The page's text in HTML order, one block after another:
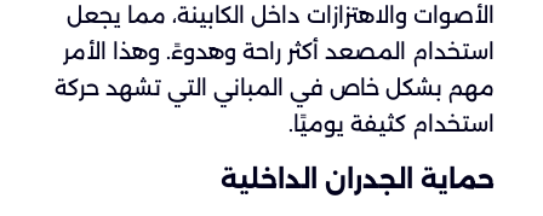
الأصوات والاهتزازات داخل الكابينة، مما يجعل
استخدام المصعد أكثر راحة وهدوءً. وهذا الأمر
مهم بشكل خاص في المباني التي تشهد حركة
استخدام كثيفة يوميًا.
حماية الجدران الداخلية